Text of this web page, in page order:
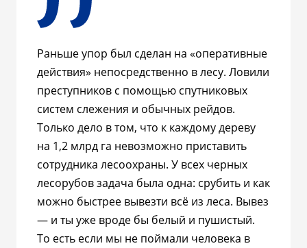
Раньше упор был сделан на «оперативные
действия» непосредственно в лесу. Ловили
преступников с помощью спутниковых
систем слежения и обычных рейдов.
Только дело в том, что к каждому дереву
на 1,2 млрд га невозможно приставить
сотрудника лесоохраны. У всех черных
лесорубов задача была одна: срубить и как
можно быстрее вывезти всё из леса. Вывез
— и ты уже вроде бы белый и пушистый.
То есть если мы не поймали человека в